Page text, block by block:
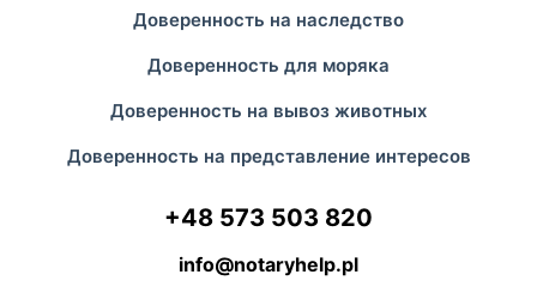
Доверенность на наследство
Доверенность для моряка
Доверенность на вывоз животных
Доверенность на представление интересов
+48 573 503 820
info@notaryhelp.pl